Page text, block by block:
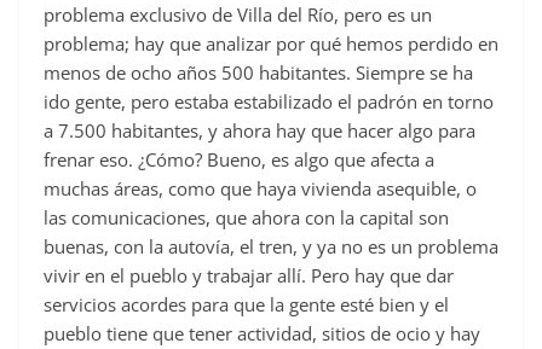
problema exclusivo de Villa del Río, pero es un
problema; hay que analizar por qué hemos perdido en
menos de ocho años 500 habitantes. Siempre se ha
ido gente, pero estaba estabilizado el padrón en torno
a 7.500 habitantes, y ahora hay que hacer algo para
frenar eso. ¿Cómo? Bueno, es algo que afecta a
muchas áreas, como que haya vivienda asequible, o
las comunicaciones, que ahora con la capital son
buenas, con la autovía, el tren, y ya no es un problema
vivir en el pueblo y trabajar allí. Pero hay que dar
servicios acordes para que la gente esté bien y el
pueblo tiene que tener actividad, sitios de ocio y hay